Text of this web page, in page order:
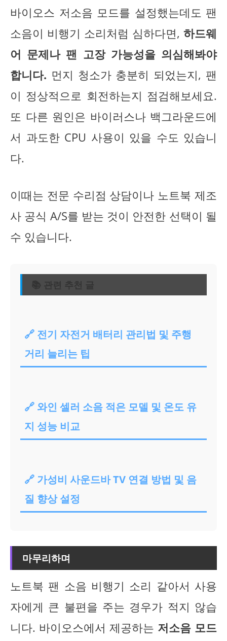
바이오스 저소음 모드를 설정했는데도 팬
소음이 비행기 소리처럼 심하다면, 하드웨
어 문제나 팬 고장 가능성을 의심해봐야
합니다. 먼지 청소가 충분히 되었는지, 팬
이 정상적으로 회전하는지 점검해보세요.
또 다른 원인은 바이러스나 백그라운드에
서 과도한 CPU 사용이 있을 수도 있습니
다.
이때는 전문 수리점 상담이나 노트북 제조
사 공식 A/S를 받는 것이 안전한 선택이 될
수 있습니다.
📚 관련 추천 글
🔗 전기 자전거 배터리 관리법 및 주행
거리 늘리는 팁
🔗 와인 셀러 소음 적은 모델 및 온도 유
지 성능 비교
🔗 가성비 사운드바 TV 연결 방법 및 음
질 향상 설정
마무리하며
노트북 팬 소음 비행기 소리 같아서 사용
자에게 큰 불편을 주는 경우가 적지 않습
니다. 바이오스에서 제공하는 저소음 모드